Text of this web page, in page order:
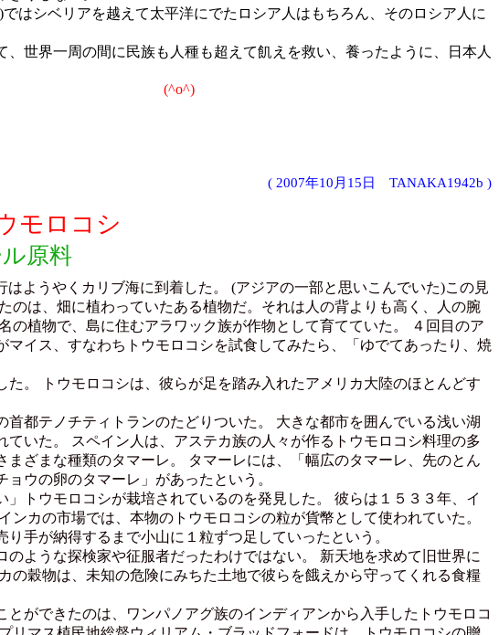
はシベリアを越えて太平洋にでたロシア人はもちろん、そのロシア人に
世界一周の間に民族も人種も超えて飢えを救い、養ったように、日本人
( 2007年10月15日 TANAKA1942b )
モロコシ
原料
ようやくカリブ海に到着した。 (アジアの一部と思いこんでいた)この見
は、畑に植わっていたある植物だ。それは人の背よりも高く、人の腕
植物で、島に住むアラワック族が作物として育てていた。 ４回目のア
イス、すなわちトウモロコシを試食してみたら、「ゆでてあったり、焼
。 トウモロコシは、彼らが足を踏み入れたアメリカ大陸のほとんどす
都テノチティトランのたどりついた。 大きな都市を囲んでいる浅い湖
いた。 スペイン人は、アステカ族の人々が作るトウモロコシ料理の多
ざまな種類のタマーレ。 タマーレには、「幅広のタマーレ、先のとん
ウの卵のタマーレ」があったという。
トウモロコシが栽培されているのを発見した。 彼らは１５３３年、イ
カの市場では、本物のトウモロコシの粒が貨幣として使われていた。
手が納得するまで小山に１粒ずつ足していったという。
ような探検家や征服者だったわけではない。 新天地を求めて旧世界に
穀物は、未知の危険にみちた土地で彼らを餓えから守ってくれる食糧
ができたのは、ワンパノアグ族のインディアンから入手したトウモロコ